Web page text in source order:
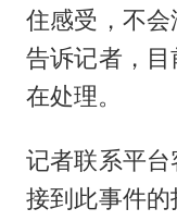
住感受，不
告诉记者，
在处理。
记者联系平
接到此事件